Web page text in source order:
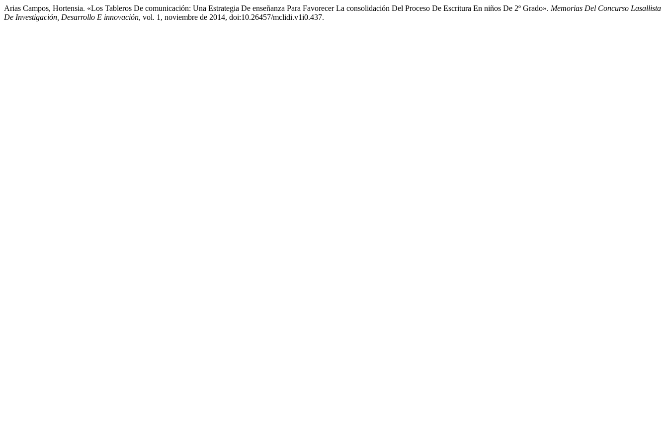
Arias Campos, Hortensia. «Los Tableros De comunicación: Una Estrategia De enseñanza Para Favorecer La consolidación Del Proceso De Escritura En niños De 2º Grado». Memorias Del Concurso Lasallista
De Investigación, Desarrollo E innovación, vol. 1, noviembre de 2014, doi:10.26457/mclidi.v1i0.437.